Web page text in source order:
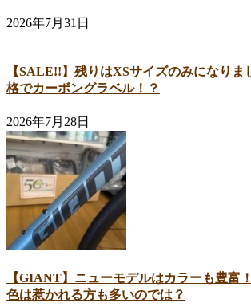
2026年7月31日
【SALE!!】残りはXSサイズのみになり
格でカーボングラベル！？
2026年7月28日
【GIANT】ニューモデルはカラーも豊
色は惹かれる方も多いのでは？